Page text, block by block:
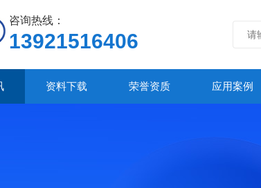
咨询热线：
13921516406
资料下载 荣誉资质 应用案例